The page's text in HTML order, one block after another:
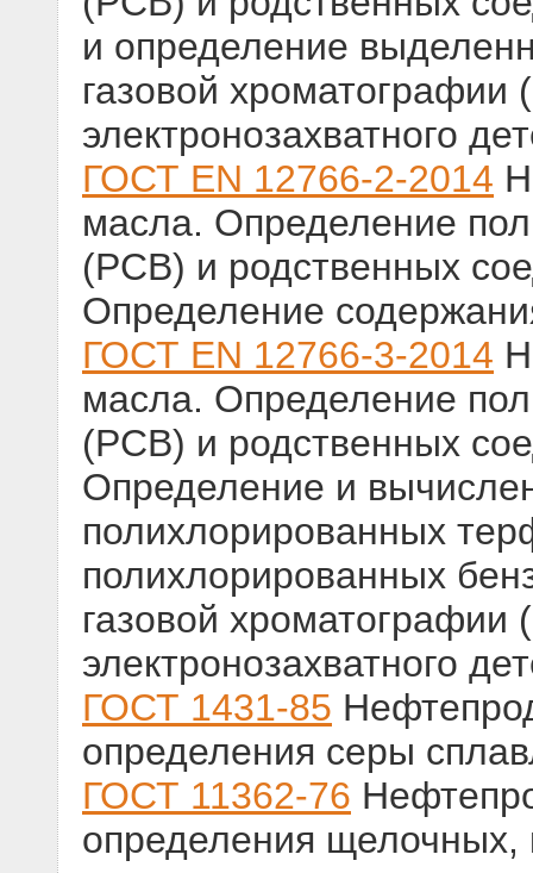
и определение
газовой хроматографии
электронозахватного
ГОСТ EN 12766-2-2014
масла. Определение
(PCB) и родственных
Определение
ГОСТ EN 12766-3-2014
масла. Определение
(PCB) и родственных
Определение и
полихлорированных
полихлорированных
газовой хроматографии
электронозахватного
ГОСТ 1431-85
определения серы
ГОСТ 11362-76
определения щелочных,